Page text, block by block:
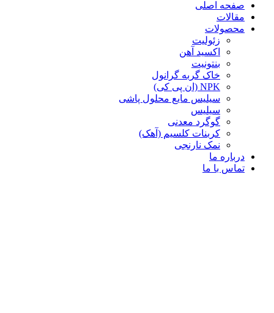
صفحه اصلی
مقالات
محصولات
زئولیت
اکسید آهن
بنتونیت
خاک گربه گرانول
NPK (ان پی کی)
سیلیس مایع محلول پاشی
سیلیس
گوگرد معدنی
کربنات کلسیم (آهک)
نمک نارنجی
درباره ما
تماس با ما